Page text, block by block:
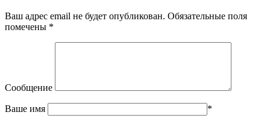
Ваш адрес email не будет опубликован. Обязательные поля
помечены *
Сообщение
Ваше имя *